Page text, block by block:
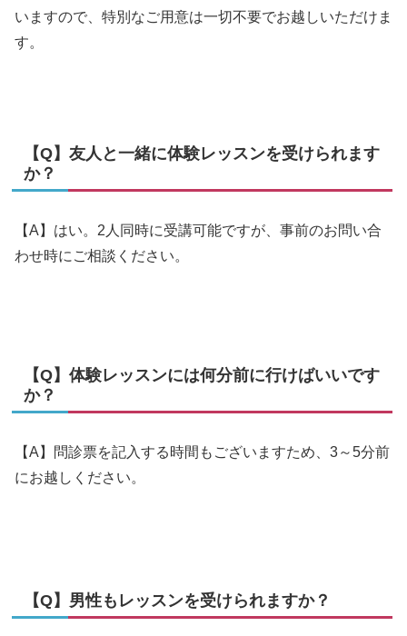
いますので、特別なご用意は一切不要でお越しいただけま
す。
【Q】友人と一緒に体験レッスンを受けられます
か？
【A】はい。2人同時に受講可能ですが、事前のお問い合
わせ時にご相談ください。
【Q】体験レッスンには何分前に行けばいいです
か？
【A】問診票を記入する時間もございますため、3～5分前
にお越しください。
【Q】男性もレッスンを受けられますか？